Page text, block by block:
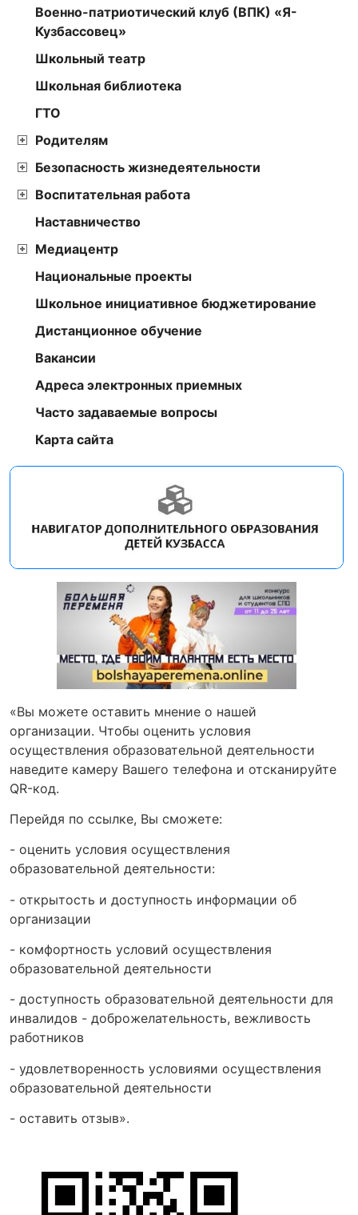
Военно-патриотический клуб (ВПК) «Я-
Кузбассовец»
Школьный театр
Школьная библиотека
ГТО
Родителям
Безопасность жизнедеятельности
Воспитательная работа
Наставничество
Медиацентр
Национальные проекты
Школьное инициативное бюджетирование
Дистанционное обучение
Вакансии
Адреса электронных приемных
Часто задаваемые вопросы
Карта сайта
«Вы можете оставить мнение о нашей
организации. Чтобы оценить условия
осуществления образовательной деятельности
наведите камеру Вашего телефона и отсканируйте
QR-код.
Перейдя по ссылке, Вы сможете:
- оценить условия осуществления
образовательной деятельности:
- открытость и доступность информации об
организации
- комфортность условий осуществления
образовательной деятельности
- доступность образовательной деятельности для
инвалидов - доброжелательность, вежливость
работников
- удовлетворенность условиями осуществления
образовательной деятельности
- оставить отзыв».